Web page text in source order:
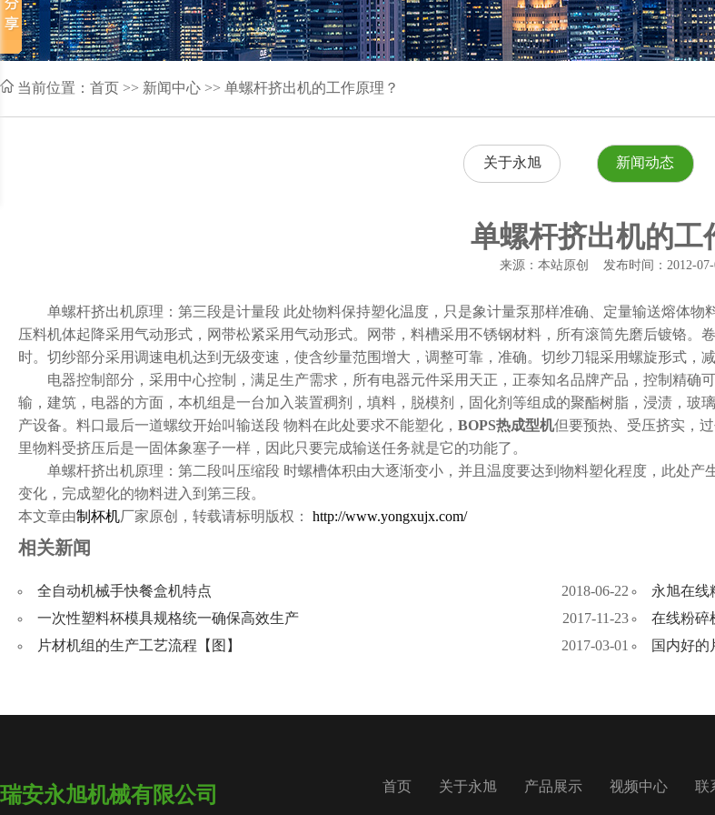
当前位置： 首页 >> 新闻中心 >> 单螺杆挤出机的工作原理？
关于永旭 新闻动态
单螺杆挤出机的工
来源：本站原创 发布时间：2012-
单螺杆挤出机原理：第三段是计量段 此处物料保持塑化温度，只是象计量泵那样准确、定量输送熔体物
压料机体起降采用气动形式，网带松紧采用气动形式。网带，料槽采用不锈钢材料，所有滚筒先磨后镀铬。
时。切纱部分采用调速电机达到无级变速，使含纱量范围增大，调整可靠，准确。切纱刀辊采用螺旋形式，
电器控制部分，采用中心控制，满足生产需求，所有电器元件采用天正，正泰知名品牌产品，控制精确可
输，建筑，电器的方面，本机组是一台加入装置稠剂，填料，脱模剂，固化剂等组成的聚酯树脂，浸渍，
产设备。料口最后一道螺纹开始叫输送段 物料在此处要求不能塑化， BOPS热成型机但要预热、受压挤实，
里物料受挤压后是一固体象塞子一样，因此只要完成输送任务就是它的功能了。
单螺杆挤出机原理：第二段叫压缩段 时螺槽体积由大逐渐变小，并且温度要达到物料塑化程度，此处产
变化，完成塑化的物料进入到第三段。
本文章由制杯机厂家原创，转载请标明版权： http://www.yongxujx.com/
相关新闻
全自动机械手快餐盒机特点 2018-06-22 永旭在线
一次性塑料杯模具规格统一确保高效生产
2017-11-23 在线粉碎
片材机组的生产工艺流程【图】
2017-03-01 国内好的
瑞安永旭机械有限公司 首页 关于永旭 产品展示 视频中心 联